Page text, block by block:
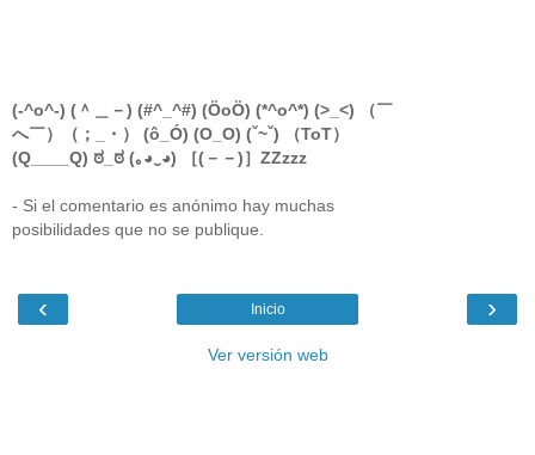
(-^o^-) (＾＿－) (#^_^#) (ÖoÖ) (*^o^*) (>_<) （￣
へ￣）（；_・） (ô_Ó) (O_O) (ˇ~ˇ) （ToT）
(Q____Q) ಠ_ಠ (｡◕‿◕) ［(－－)］ZZzzz
- Si el comentario es anónimo hay muchas
posibilidades que no se publique.
‹ ›
Inicio
Ver versión web